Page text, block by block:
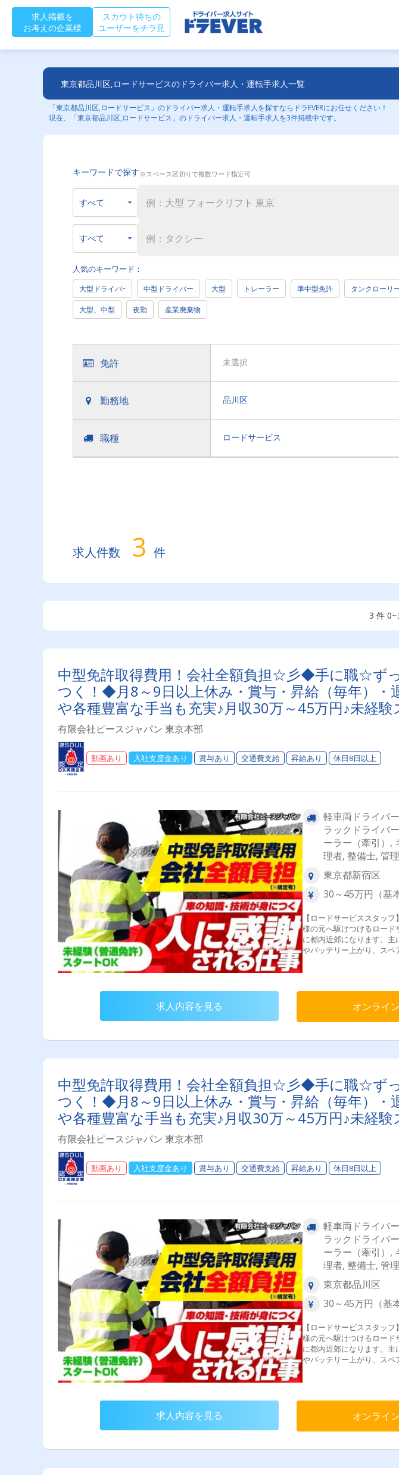
求人掲載を
お考えの企業様
スカウト待ちの
ユーザーをチラ見
東京都品川区,ロードサービスのドライバー求人・運転手求人一覧
「東京都品川区,ロードサービス」のドライバー求人・運転手求人を探すならドラEVERにお任せください！
現在、「東京都品川区,ロードサービス」のドライバー求人・運転手求人を3件掲載中です。
キーワードで探す※スペース区切りで複数ワード指定可
人気のキーワード：
大型ドライバｰ 中型ドライバー 大型 トレーラー 準中型免許 タンクローリ
大型、中型 夜勤 産業廃棄物
免許 未選択
勤務地 品川区
職種 ロードサービス
求人件数 3 件
3 件
中型免許取得費用！会社全額負担☆彡◆手に職☆ず
つく！◆月8～9日以上休み・賞与・昇給（毎年）・
や各種豊富な手当も充実♪月収30万～45万円♪未経験
有限会社ピースジャパン 東京本部
動画あり 入社支度金あり 賞与あり 交通費支給 昇給あり 休日8日以上
軽車両ドライバ
ラックドライバ
ーラー（牽引）,
理者, 整備士, 管
東京都新宿区
30～45万円（基
【ロードサービススタッ
様の元へ駆けつけるロー
に都内近郊になります。
やバッテリー上がり、スペ
す。1人あたりの出動件数
動する場合もあります。＜
どの対応・脱輪、落輪、横
の清掃や点検など
求人内容を見る オンライ
中型免許取得費用！会社全額負担☆彡◆手に職☆ず
つく！◆月8～9日以上休み・賞与・昇給（毎年）・
や各種豊富な手当も充実♪月収30万～45万円♪未経験
有限会社ピースジャパン 東京本部
動画あり 入社支度金あり 賞与あり 交通費支給 昇給あり 休日8日以上
軽車両ドライバ
ラックドライバ
ーラー（牽引）,
理者, 整備士, 管
東京都品川区
30～45万円（基
【ロードサービススタッ
様の元へ駆けつけるロー
に都内近郊になります。
やバッテリー上がり、スペ
す。1人あたりの出動件数
動する場合もあります。＜
どの対応・脱輪、落輪、横
の清掃や点検など
求人内容を見る オンライ